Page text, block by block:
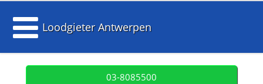
Loodgieter Antwerpen
03-8085500